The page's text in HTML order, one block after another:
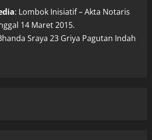
: Lombok Inisiatif – Akta Notaris
14 Maret 2015.
Sraya 23 Griya Pagutan Indah